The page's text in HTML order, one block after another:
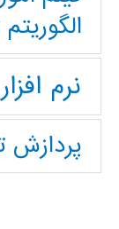
نرم
پردازش